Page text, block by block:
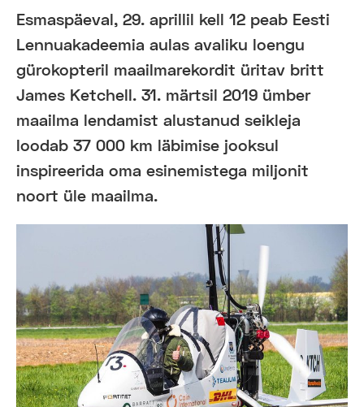
Esmaspäeval, 29. aprillil kell 12 peab Eesti
Lennuakadeemia aulas avaliku loengu
gürokopteril maailmarekordit üritav britt
James Ketchell. 31. märtsil 2019 ümber
maailma lendamist alustanud seikleja
loodab 37 000 km läbimise jooksul
inspireerida oma esinemistega miljonit
noort üle maailma.